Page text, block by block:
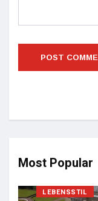
Most Popular
LEBENSSTIL